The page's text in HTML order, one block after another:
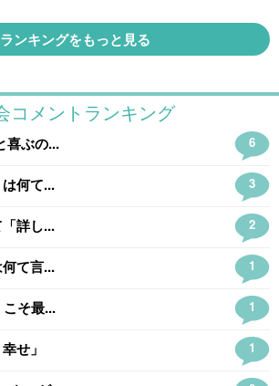
ランキングをもっと見る